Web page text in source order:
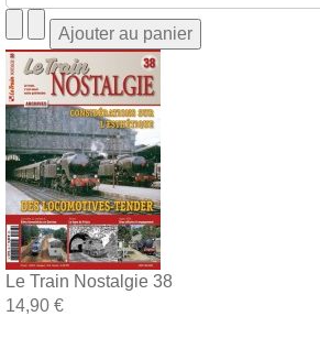
Le Train Nostalgie 38
14,90 €